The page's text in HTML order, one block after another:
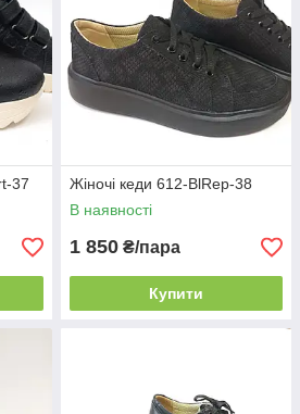
37
Жіночі кеди 612-BlRep-38
В наявності
1 850 ₴/пара
Купити